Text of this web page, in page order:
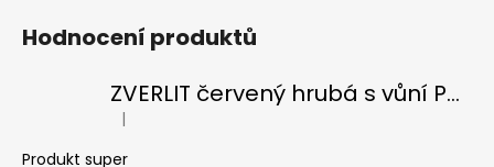
Hodnocení produktů
ZVERLIT červený hrubá s vůní Podestýlka kočka 10kg
Hodnocení produktu je 5 z 5 hvězdiček.
|
Produkt super